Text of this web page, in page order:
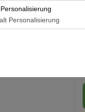
Cookies ermöglichen
die Wirksamkeit unserer
Personalisierung
Personalisierung
indem Ihre